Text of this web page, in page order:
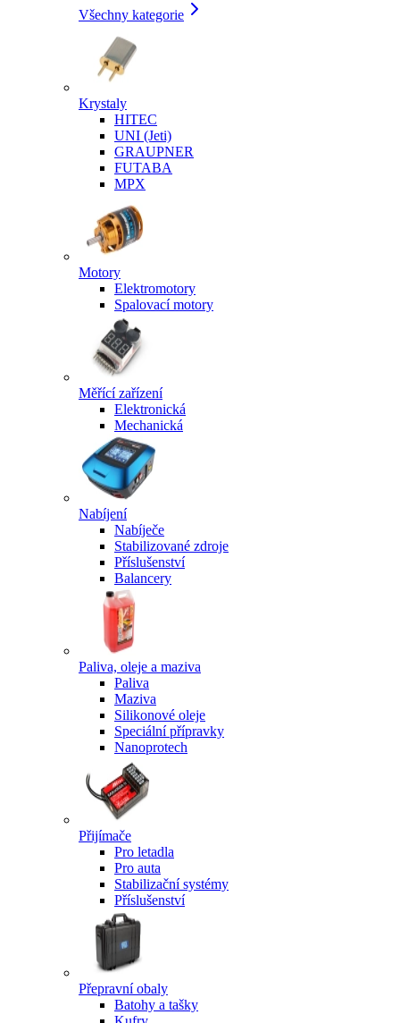
Všechny kategorie
Krystaly
HITEC
UNI (Jeti)
GRAUPNER
FUTABA
MPX
Motory
Elektromotory
Spalovací motory
Měřící zařízení
Elektronická
Mechanická
Nabíjení
Nabíječe
Stabilizované zdroje
Příslušenství
Balancery
Paliva, oleje a maziva
Paliva
Maziva
Silikonové oleje
Speciální přípravky
Nanoprotech
Přijímače
Pro letadla
Pro auta
Stabilizační systémy
Příslušenství
Přepravní obaly
Batohy a tašky